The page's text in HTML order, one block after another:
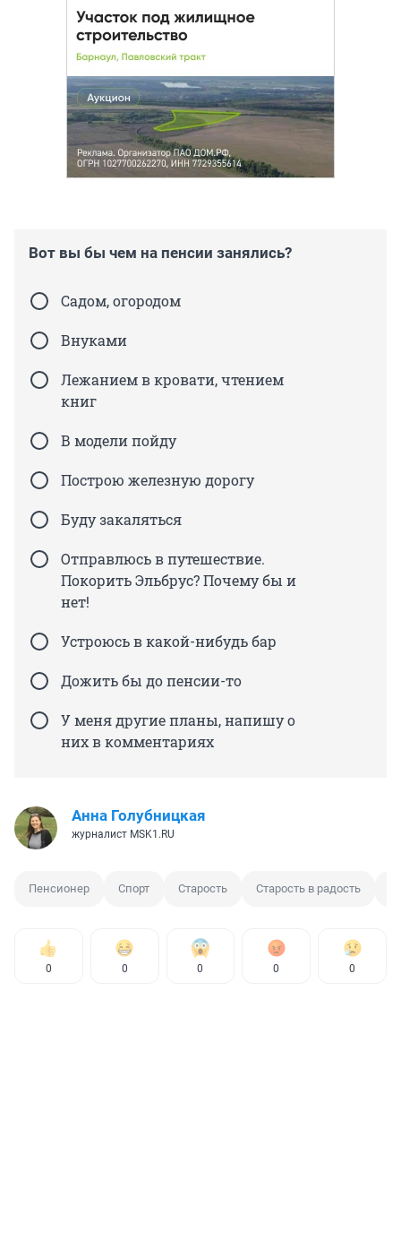
Вот вы бы чем на пенсии занялись?
Садом, огородом
Внуками
Лежанием в кровати, чтением
книг
В модели пойду
Построю железную дорогу
Буду закаляться
Отправлюсь в путешествие.
Покорить Эльбрус? Почему бы и
нет!
Устроюсь в какой-нибудь бар
Дожить бы до пенсии-то
У меня другие планы, напишу о
них в комментариях
Анна Голубницкая
журналист MSK1.RU
Пенсионер Спорт Старость Старость в радость
0 0 0 0 0